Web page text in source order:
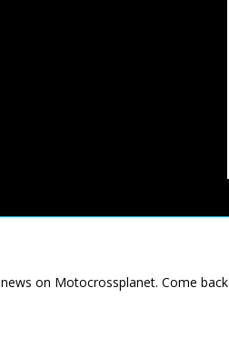
on Motocrossplanet. Come back